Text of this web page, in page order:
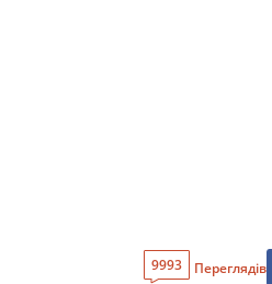
9993 Переглядів